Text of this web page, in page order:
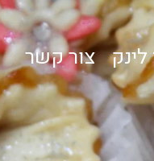
לינק צור קשר